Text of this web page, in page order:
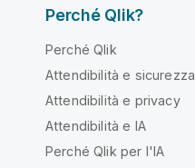
Perché Qlik?
Perché Qlik
Attendibilità e sicurezza
Attendibilità e privacy
Attendibilità e IA
Perché Qlik per l'IA